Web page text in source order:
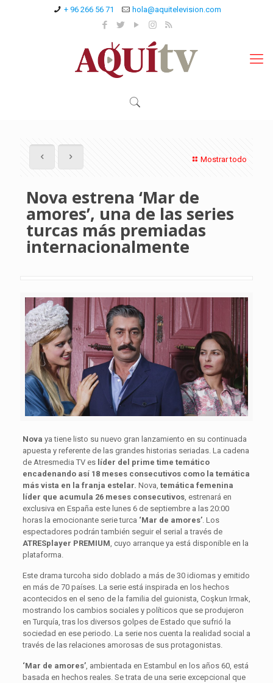
+ 96 266 56 71 hola@aquitelevision.com
Mostrar todo
Nova estrena ‘Mar de
amores’, una de las series
turcas más premiadas
internacionalmente
Nova ya tiene listo su nuevo gran lanzamiento en su continuada
apuesta y referente de las grandes historias seriadas. La cadena
de Atresmedia TV es líder del prime time temático
encadenando así 18 meses consecutivos como la temática
más vista en la franja estelar. Nova, temática femenina
líder que acumula 26 meses consecutivos, estrenará en
exclusiva en España este lunes 6 de septiembre a las 20:00
horas la emocionante serie turca ‘Mar de amores’. Los
espectadores podrán también seguir el serial a través de
ATRESplayer PREMIUM , cuyo arranque ya está disponible en la
plataforma.
Este drama turcoha sido doblado a más de 30 idiomas y emitido
en más de 70 países. La serie está inspirada en los hechos
acontecidos en el seno de la familia del guionista, Coşkun Irmak,
mostrando los cambios sociales y políticos que se produjeron
en Turquía, tras los diversos golpes de Estado que sufrió la
sociedad en ese periodo. La serie nos cuenta la realidad social a
través de las relaciones amorosas de sus protagonistas.
‘Mar de amores’, ambientada en Estambul en los años 60, está
basada en hechos reales. Se trata de una serie excepcional que